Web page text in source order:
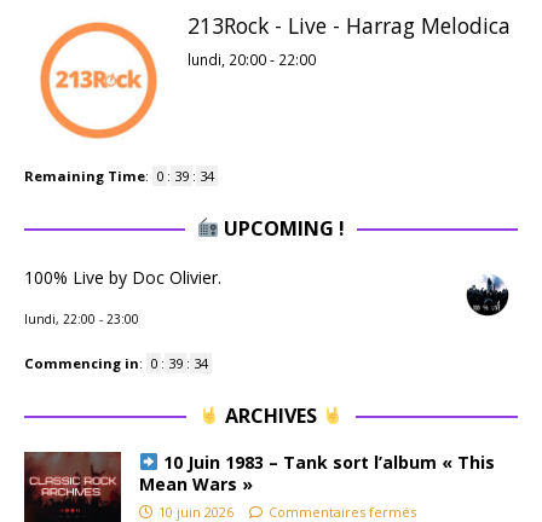
213Rock - Live - Harrag Melodica
lundi, 20:00- 22:00
Remaining Time: 0 : 39 : 33
UPCOMING !
100% Live by Doc Olivier.
lundi, 22:00 - 23:00
Commencing in: 0 : 39 : 33
ARCHIVES
10 Juin 1983 – Tank sort l’album « This
Mean Wars »
10 juin 2026 Commentaires fermés